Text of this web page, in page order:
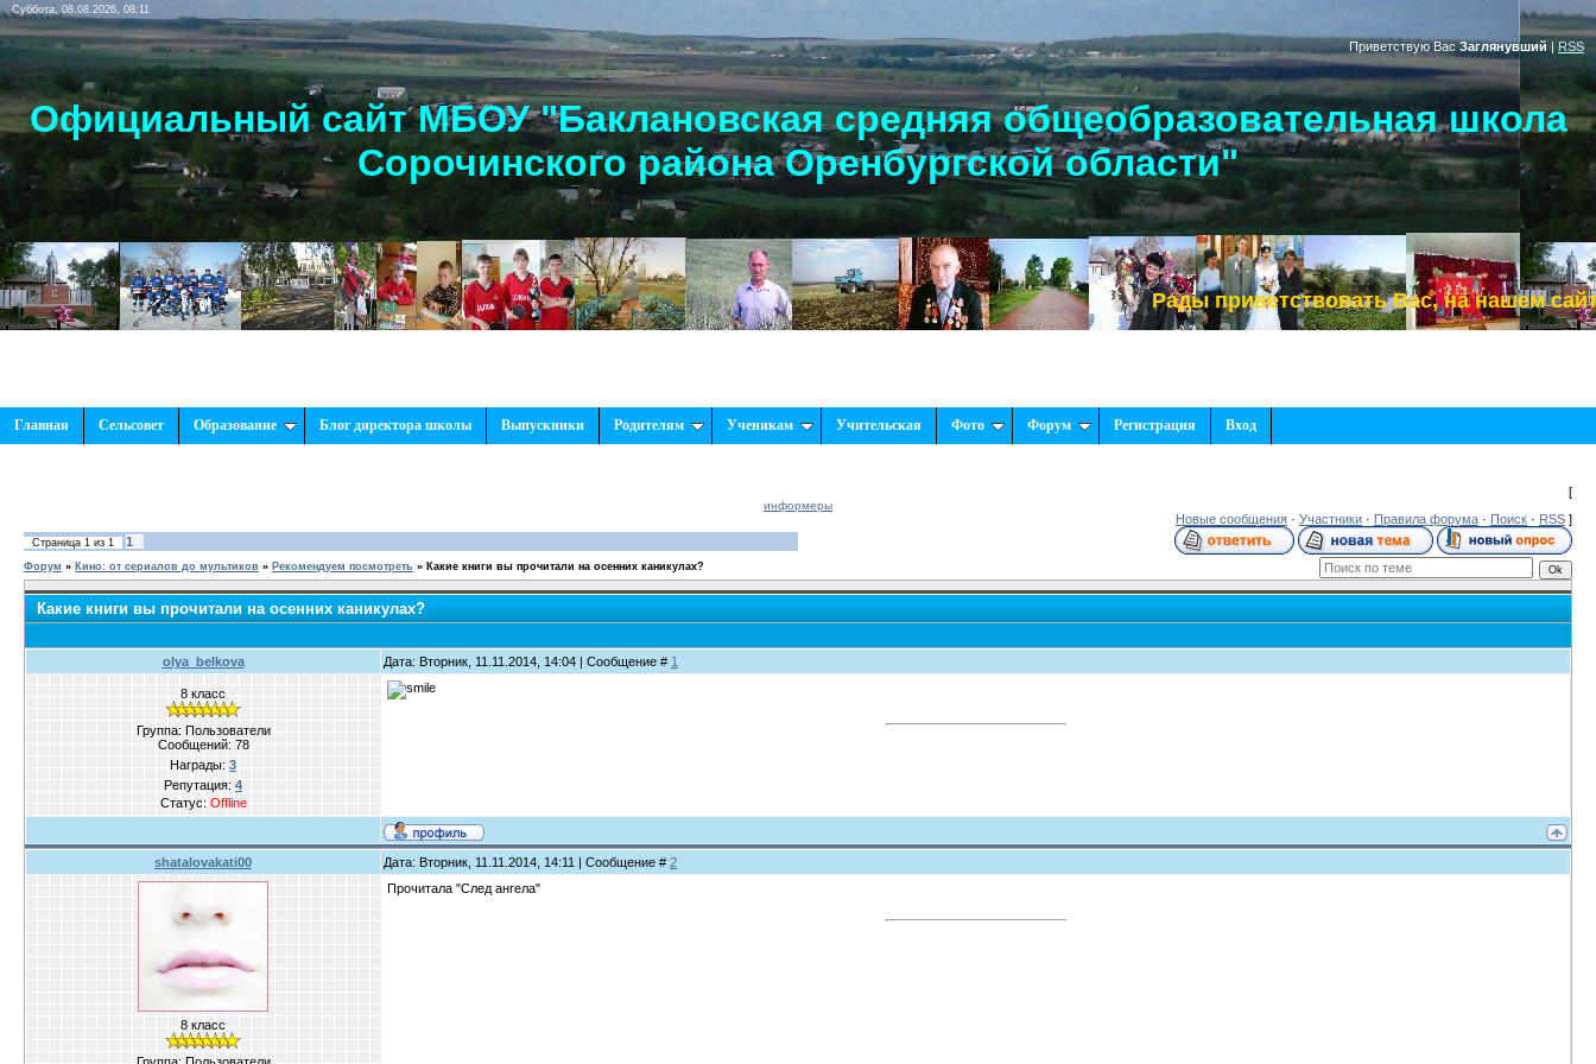
Суббота, 08.08.2026, 08:11
Приветствую Вас Заглянувший | RSS
Официальный сайт МБОУ "Баклановская средняя общеобразовательная школа
Сорочинского района Оренбургской области"
Рады приветствовать Вас, на нашем сайте!
Главная Сельсовет Образование Блог директора школы Выпускники Родителям Ученикам Учительская Фото Форум Регистрация Вход
[
информеры
Новые сообщения · Участники · Правила форума · Поиск · RSS ]
Страница 1 из 1 1
Форум » Кино: от сериалов до мультиков » Рекомендуем посмотреть » Какие книги вы прочитали на осенних каникулах?
Какие книги вы прочитали на осенних каникулах?
olya_belkova Дата: Вторник, 11.11.2014, 14:04 | Сообщение # 1
8 класс
Группа: Пользователи
Сообщений: 78
Награды: 3
Репутация: 4
Статус: Offline
shatalovakati00 Дата: Вторник, 11.11.2014, 14:11 | Сообщение # 2
8 класс
Прочитала "След ангела"